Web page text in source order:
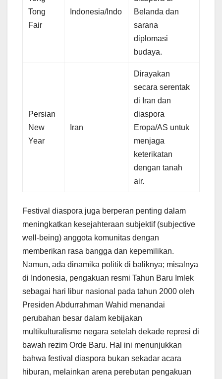
Tong
Fair
Indonesia/Indo
Belanda dan
sarana
diplomasi
budaya.
Persian
New
Year
Iran
Dirayakan
secara serentak
di Iran dan
diaspora
Eropa/AS untuk
menjaga
keterikatan
dengan tanah
air.
Festival diaspora juga berperan penting dalam
meningkatkan kesejahteraan subjektif (subjective
well-being) anggota komunitas dengan
memberikan rasa bangga dan kepemilikan.
Namun, ada dinamika politik di baliknya; misalnya
di Indonesia, pengakuan resmi Tahun Baru Imlek
sebagai hari libur nasional pada tahun 2000 oleh
Presiden Abdurrahman Wahid menandai
perubahan besar dalam kebijakan
multikulturalisme negara setelah dekade represi di
bawah rezim Orde Baru. Hal ini menunjukkan
bahwa festival diaspora bukan sekadar acara
hiburan, melainkan arena perebutan pengakuan